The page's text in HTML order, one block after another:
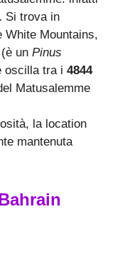
Si trova in
White Mountains,
un Pinus
oscilla tra i 4844
Matusalemme
la location
mantenuta